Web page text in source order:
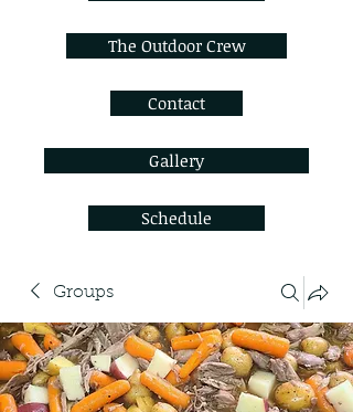
The Outdoor Crew
Contact
Gallery
Schedule
Groups